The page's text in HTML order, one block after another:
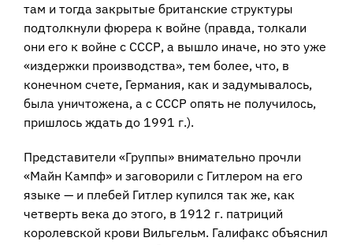
там и тогда закрытые британские структуры
подтолкнули фюрера к войне (правда, толкали
они его к войне с СССР, а вышло иначе, но это уже
«издержки производства», тем более, что, в
конечном счете, Германия, как и задумывалось,
была уничтожена, а с СССР опять не получилось,
пришлось ждать до 1991 г.).
Представители «Группы» внимательно прочли
«Майн Кампф» и заговорили с Гитлером на его
языке — и плебей Гитлер купился так же, как
четверть века до этого, в 1912 г. патриций
королевской крови Вильгельм. Галифакс объяснил